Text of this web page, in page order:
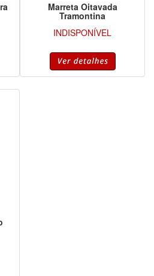
Marreta Oitavada
Tramontina
INDISPONÍVEL